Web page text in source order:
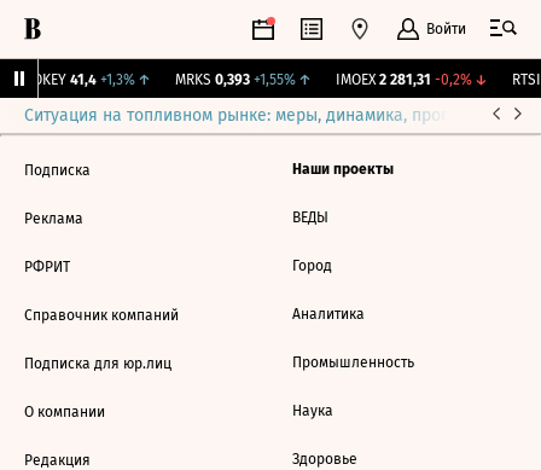
Войти
OKEY 41,4 +1,3%↑ MRKS 0,393 +1,55%↑ IMOEX 2 281,31 -0,2%↓ RTSI
Ситуация на топливном рынке: меры, динамика, прогнозы
Подписка
Реклама
РФРИТ
Справочник компаний
Подписка для юр.лиц
О компании
Редакция
Наши проекты
ВЕДЫ
Город
Аналитика
Промышленность
Наука
Здоровье